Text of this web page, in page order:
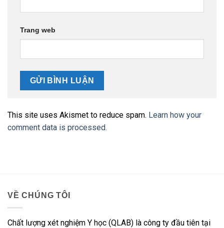
Trang web
This site uses Akismet to reduce spam. Learn how your
comment data is processed.
VỀ CHÚNG TÔI
Chất lượng xét nghiệm Y học (QLAB) là công ty đầu tiên tại